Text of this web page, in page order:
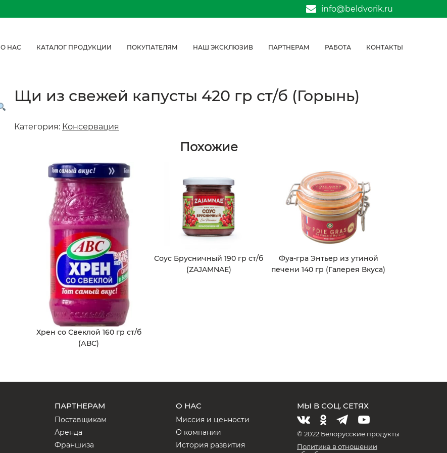
info@beldvorik.ru
О НАС КАТАЛОГ ПРОДУКЦИИ ПОКУПАТЕЛЯМ НАШ ЭКСКЛЮЗИВ ПАРТНЕРАМ РАБОТА КОНТАКТЫ
Щи из свежей капусты 420 гр ст/б (Горынь)
Категория: Консервация
Похожие
Хрен со Свеклой 160 гр ст/б
(АВС)
Соус Брусничный 190 гр ст/б
(ZAJAMNAE)
Фуа-гра Энтьер из утиной
печени 140 гр (Галерея Вкуса)
ПАРТНЕРАМ
Поставщикам
Аренда
Франшиза
О НАС
Миссия и ценности
О компании
История развития
МЫ В СОЦ. СЕТЯХ
© 2022 Белорусские продукты
Политика в отношении